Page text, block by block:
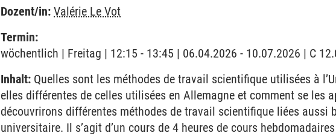
Dozent/in: Valérie Le Vot
Termin:
wöchentlich | Freitag | 12:15 - 13:45 | 06.04.2026 - 10.07.2026 | C
Inhalt: Quelles sont les méthodes de travail scientifique utilisées à
elles différentes de celles utilisées en Allemagne et comment se les
découvrirons différentes méthodes de travail scientifique liées aussi
universitaire. Il s’agit d’un cours de 4 heures de cours